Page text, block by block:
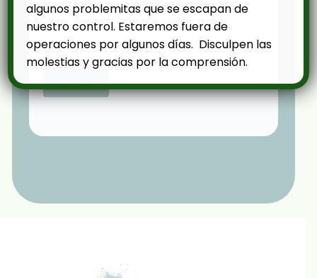
algunos problemitas que se escapan de
nuestro control. Estaremos fuera de
operaciones por algunos días. Disculpen las
molestias y gracias por la comprensión.